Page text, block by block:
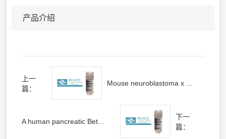
产品介绍
上一
篇：
Mouse neuroblastoma x ...
A human pancreatic Bet...
下一
篇：